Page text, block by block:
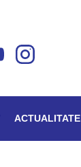
ACTUALITATE